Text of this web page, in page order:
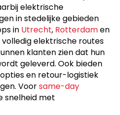
elektrische
in stedelijke gebieden
in Utrecht, Rotterdamen
elektrische routes
klanten zien dat hun
geleverd. Ook bieden
en retour-logistiek
Voorsame-day
snelheid met